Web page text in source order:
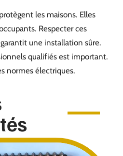
les maisons. Elles
Respecter ces
une installation sûre.
qualifiés est important.
normes électriques.